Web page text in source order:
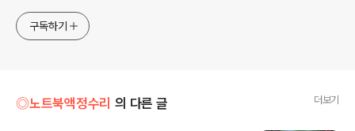
구독하기
◎노트북액정수리 의 다른 글 더보기